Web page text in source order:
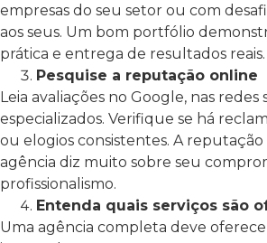
empresas do seu setor ou com
aos seus. Um bom portfólio
prática e entrega de resultados reais.
Pesquise a reputação online
Leia avaliações no Google, nas redes
especializados. Verifique se há
ou elogios consistentes. A
agência diz muito sobre seu
profissionalismo.
Entenda quais serviços são
Uma agência completa deve